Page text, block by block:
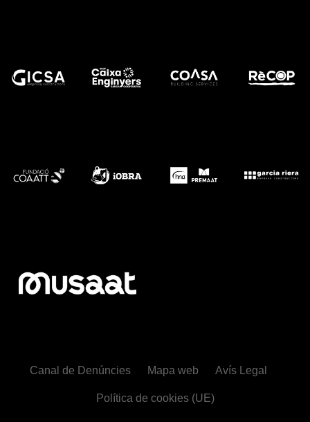
Canal de Denúncies Mapa web Avís Legal
Política de cookies (UE)